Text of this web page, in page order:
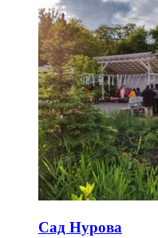
Сад Нурова